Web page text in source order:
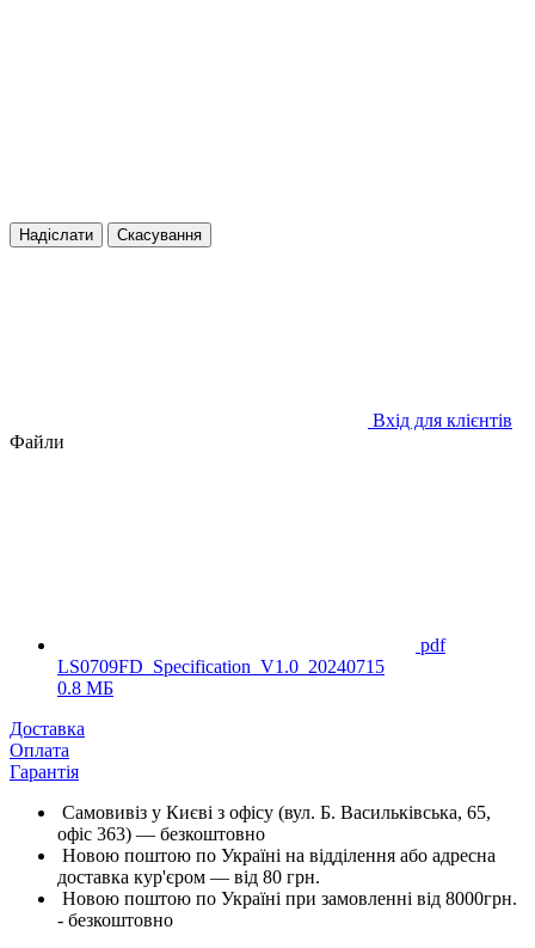
Надіслати Скасування
Вхід для клієнтів
Файли
pdf
LS0709FD_Specification_V1.0_20240715
0.8 МБ
Доставка
Оплата
Гарантія
Самовивіз у Києві з офісу (вул. Б. Васильківська, 65,
офіс 363) — безкоштовно
Новою поштою по Україні на відділення або адресна
доставка кур'єром — від 80 грн.
Новою поштою по Україні при замовленні від 8000грн.
- безкоштовно